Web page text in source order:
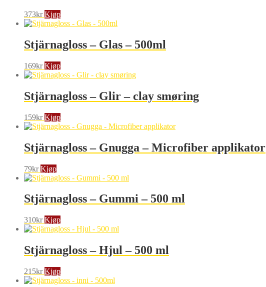
373kr Kjøp
Stjärnagloss – Glas – 500ml
169kr Kjøp
Stjärnagloss – Glir – clay smøring
159kr Kjøp
Stjärnagloss – Gnugga – Microfiber applikator
79kr Kjøp
Stjärnagloss – Gummi – 500 ml
310kr Kjøp
Stjärnagloss – Hjul – 500 ml
215kr Kjøp